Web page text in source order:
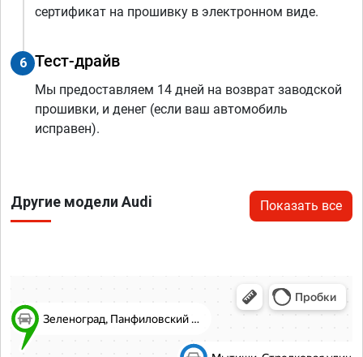
сертификат на прошивку в электронном виде.
6 Тест-драйв
Мы предоставляем 14 дней на возврат заводской
прошивки, и денег (если ваш автомобиль
исправен).
Другие модели Audi Показать все